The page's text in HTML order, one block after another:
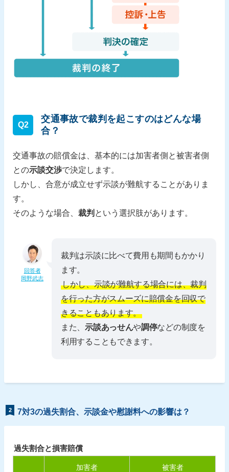
Q2
交通事故で裁判を起こすのはどんな場
合？
交通事故の賠償金は、基本的には加害者側と被害者側
との示談交渉で決定します。
しかし、合意が成立せず示談が難航することがありま
す。
そのような場合、裁判 という選択肢があります。
回答者
岡野武志
裁判は示談に比べて費用も期間もかかり
ます。
しかし、示談が難航する場合には、裁判
を行った方がスムーズに賠償金を回収で
きることもあります。
また、示談あっせんや調停などの制度を
利用することもできます。
2 7対3の過失割合、示談金や慰謝料への影響は？
過失割合と損害賠償
加害者 被害者